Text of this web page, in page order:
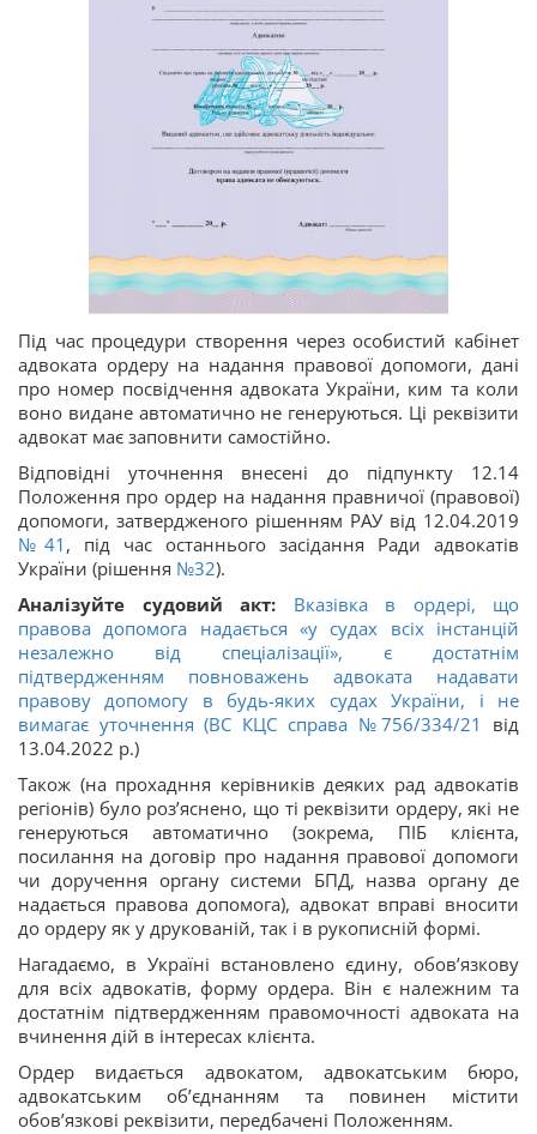
Під час процедури створення через особистий кабінет
адвоката ордеру на надання правової допомоги, дані
про номер посвідчення адвоката України, ким та коли
воно видане автоматично не генеруються. Ці реквізити
адвокат має заповнити самостійно.
Відповідні уточнення внесені до підпункту 12.14
Положення про ордер на надання правничої (правової)
допомоги, затвердженого рішенням РАУ від 12.04.2019
№41 , під час останнього засідання Ради адвокатів
України (рішення №32).
Аналізуйте судовий акт:
Вказівка в ордері, що
правова допомога надається «у судах всіх інстанцій
незалежно від спеціалізації», є достатнім
підтвердженням повноважень адвоката надавати
правову допомогу в будь-яких судах України, і не
вимагає уточнення (ВС КЦС справа №756/334/21
від
13.04.2022 р.)
Також (на прохадння керівників деяких рад адвокатів
регіонів) було роз’яснено, що ті реквізити ордеру, які не
генеруються автоматично (зокрема, ПІБ клієнта,
посилання на договір про надання правової допомоги
чи доручення органу системи БПД, назва органу де
надається правова допомога), адвокат вправі вносити
до ордеру як у друкованій, так і в рукописній формі.
Нагадаємо, в Україні встановлено єдину, обов’язкову
для всіх адвокатів, форму ордера. Він є належним та
достатнім підтвердженням правомочності адвоката на
вчинення дій в інтересах клієнта.
Ордер видається адвокатом, адвокатським бюро,
адвокатським об’єднанням та повинен містити
обов’язкові реквізити, передбачені Положенням.